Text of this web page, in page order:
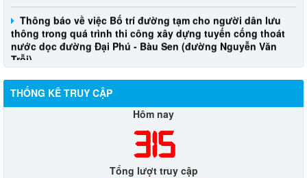
Thông báo về việc Bố trí đường tạm cho người dân lưu
thông trong quá trình thi công xây dựng tuyến cống thoát
nước dọc đường Đại Phú - Bàu Sen (đường Nguyễn Văn
Trỗi)
THỐNG KÊ TRUY CẬP
Hôm nay
315
Tổng lượt truy cập